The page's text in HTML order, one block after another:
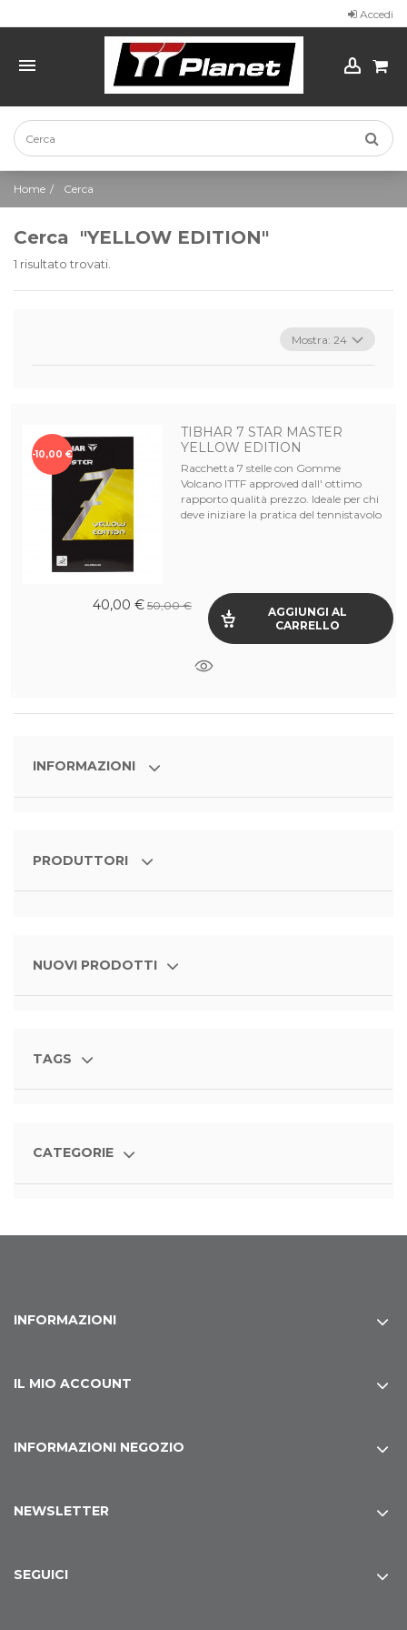
Accedi
Home Cerca
Cerca "YELLOW EDITION"
1 risultato trovati.
-10,00 €
TIBHAR 7 STAR MASTER
YELLOW EDITION
Racchetta 7 stelle con Gomme
Volcano ITTF approved dall' ottimo
rapporto qualità prezzo. Ideale per chi
deve iniziare la pratica del tennistavolo
40,00 € 50,00 €
AGGIUNGI AL
CARRELLO
INFORMAZIONI
PRODUTTORI
NUOVI PRODOTTI
TAGS
CATEGORIE
INFORMAZIONI
IL MIO ACCOUNT
INFORMAZIONI NEGOZIO
NEWSLETTER
SEGUICI